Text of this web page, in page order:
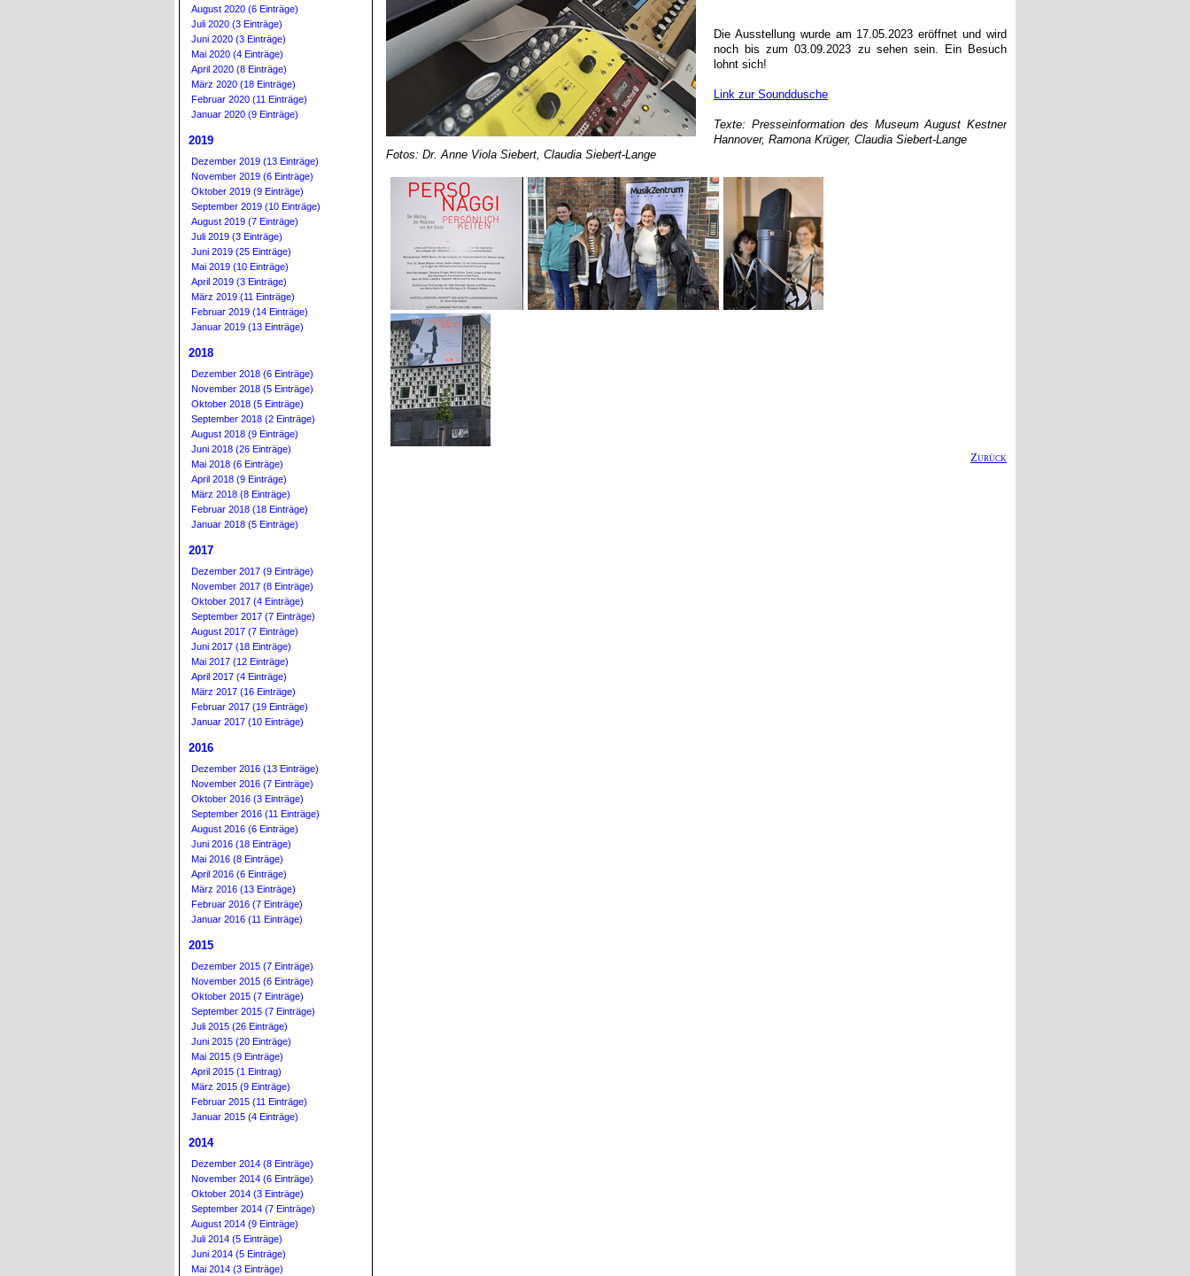
Die Ausstellung wurde am 17.05.2023 eröffnet und wird
noch bis zum 03.09.2023 zu sehen sein. Ein Besuch
lohnt sich!
Link zur Sounddusche
Texte: Presseinformation des Museum August Kestner
Hannover, Ramona Krüger, Claudia Siebert-Lange
Fotos: Dr. Anne Viola Siebert, Claudia Siebert-Lange
Zurück
August 2020 (6 Einträge)
Juli 2020 (3 Einträge)
Juni 2020 (3 Einträge)
Mai 2020 (4 Einträge)
April 2020 (8 Einträge)
März 2020 (18 Einträge)
Februar 2020 (11 Einträge)
Januar 2020 (9 Einträge)
2019
Dezember 2019 (13 Einträge)
November 2019 (6 Einträge)
Oktober 2019 (9 Einträge)
September 2019 (10 Einträge)
August 2019 (7 Einträge)
Juli 2019 (3 Einträge)
Juni 2019 (25 Einträge)
Mai 2019 (10 Einträge)
April 2019 (3 Einträge)
März 2019 (11 Einträge)
Februar 2019 (14 Einträge)
Januar 2019 (13 Einträge)
2018
Dezember 2018 (6 Einträge)
November 2018 (5 Einträge)
Oktober 2018 (5 Einträge)
September 2018 (2 Einträge)
August 2018 (9 Einträge)
Juni 2018 (26 Einträge)
Mai 2018 (6 Einträge)
April 2018 (9 Einträge)
März 2018 (8 Einträge)
Februar 2018 (18 Einträge)
Januar 2018 (5 Einträge)
2017
Dezember 2017 (9 Einträge)
November 2017 (8 Einträge)
Oktober 2017 (4 Einträge)
September 2017 (7 Einträge)
August 2017 (7 Einträge)
Juni 2017 (18 Einträge)
Mai 2017 (12 Einträge)
April 2017 (4 Einträge)
März 2017 (16 Einträge)
Februar 2017 (19 Einträge)
Januar 2017 (10 Einträge)
2016
Dezember 2016 (13 Einträge)
November 2016 (7 Einträge)
Oktober 2016 (3 Einträge)
September 2016 (11 Einträge)
August 2016 (6 Einträge)
Juni 2016 (18 Einträge)
Mai 2016 (8 Einträge)
April 2016 (6 Einträge)
März 2016 (13 Einträge)
Februar 2016 (7 Einträge)
Januar 2016 (11 Einträge)
2015
Dezember 2015 (7 Einträge)
November 2015 (6 Einträge)
Oktober 2015 (7 Einträge)
September 2015 (7 Einträge)
Juli 2015 (26 Einträge)
Juni 2015 (20 Einträge)
Mai 2015 (9 Einträge)
April 2015 (1 Eintrag)
März 2015 (9 Einträge)
Februar 2015 (11 Einträge)
Januar 2015 (4 Einträge)
2014
Dezember 2014 (8 Einträge)
November 2014 (6 Einträge)
Oktober 2014 (3 Einträge)
September 2014 (7 Einträge)
August 2014 (9 Einträge)
Juli 2014 (5 Einträge)
Juni 2014 (5 Einträge)
Mai 2014 (3 Einträge)